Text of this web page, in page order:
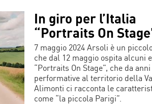
In giro per l’Italia
“Portraits On
7 maggio 2024 Arsoli è un
che dal 12 maggio ospita alcuni
“Portraits On Stage”, che da
performative al territorio della
Alimonti ci racconta le
come “la piccola Parigi”.